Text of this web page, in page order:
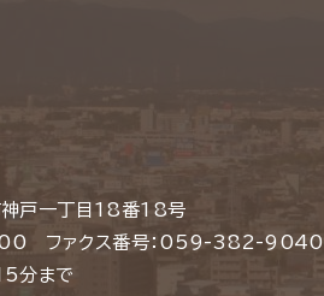
戸一丁目18番18号
ファクス番号：059-382-9040
分まで